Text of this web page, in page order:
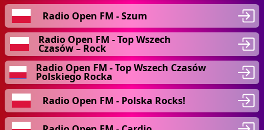
Radio Open FM - Szum
Radio Open FM - Top Wszech
Czasów – Rock
Radio Open FM - Top Wszech Czasów
Polskiego Rocka
Radio Open FM - Polska Rocks!